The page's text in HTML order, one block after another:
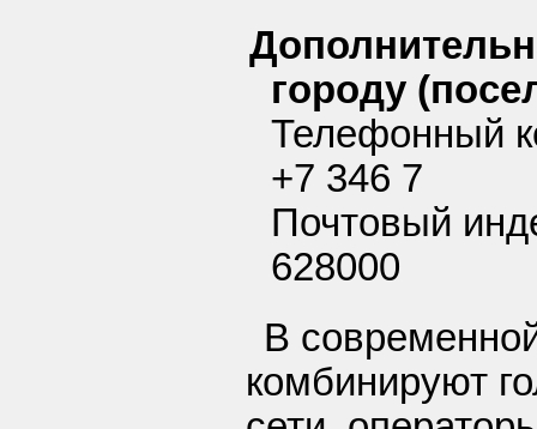
городу
Телефонный
+7 346 7
Почтовый
628000
В
комбинируют